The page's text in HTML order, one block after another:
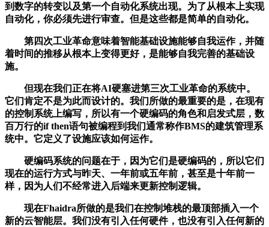
到数字的转变以及第一个自动化系统出现。为了从根本上实现
自动化，你必须先进行审查。但是这些都是简单的自动化。
第四次工业革命意味着智能基础设施能够自我运作，并随
着时间的推移从根本上变得更好，是能够自我完善的基础设
施。
但现在我们正在将AI硬塞进第三次工业革命的系统中。
它们肯定不是为此而设计的。我们所做的最重要的是，在现有
的控制系统上编写，所以有一个硬编码的角色和启发式层，数
百万行的if then语句被编程到我们通常称作BMS的建筑管理系
统中。它定义了设施应该如何运作。
硬编码系统的问题在于，因为它们是硬编码的，所以它们
现在的运行方式与昨天、一年前或五年前，甚至是十年前一
样，因为人们不经常进入后端来更新控制逻辑。
现在Fhaidra所做的是我们在控制堆栈的最顶部插入一个
新的云智能层。我们没有引入任何硬件，也没有引入任何新的